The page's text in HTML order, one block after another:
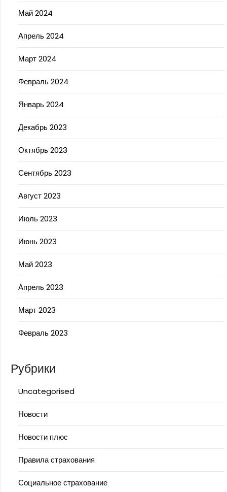
Май 2024
Апрель 2024
Март 2024
Февраль 2024
Январь 2024
Декабрь 2023
Октябрь 2023
Сентябрь 2023
Август 2023
Июль 2023
Июнь 2023
Май 2023
Апрель 2023
Март 2023
Февраль 2023
Рубрики
Uncategorised
Новости
Новости плюс
Правила страхования
Социальное страхование